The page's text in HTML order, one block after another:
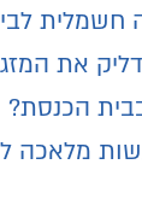
חשמלית
את
הכנסת?
מלאכה